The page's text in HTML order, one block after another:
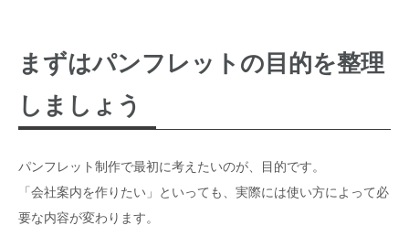
まずはパンフレットの目的を整理
しましょう
パンフレット制作で最初に考えたいのが、目的です。
「会社案内を作りたい」といっても、実際には使い方によって必
要な内容が変わります。